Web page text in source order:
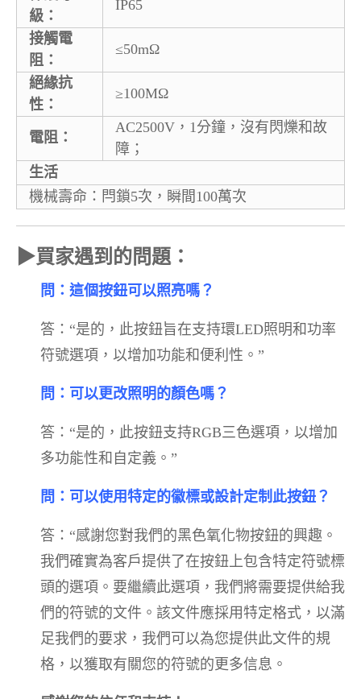
級：
IP65
接觸電
阻：
≤50mΩ
絕緣抗
性：
≥100MΩ
電阻：
AC2500V，1分鐘，沒有閃爍和故
障；
生活
機械壽命：閂鎖5次，瞬間100萬次
▶買家遇到的問題：
問：這個按鈕可以照亮嗎？
答：“是的，此按鈕旨在支持環LED照明和功率
符號選項，以增加功能和便利性。”
問：可以更改照明的顏色嗎？
答：“是的，此按鈕支持RGB三色選項，以增加
多功能性和自定義。”
問：可以使用特定的徽標或設計定制此按鈕？
答：“感謝您對我們的黑色氧化物按鈕的興趣。
我們確實為客戶提供了在按鈕上包含特定符號標
頭的選項。要繼續此選項，我們將需要提供給我
們的符號的文件。該文件應採用特定格式，以滿
足我們的要求，我們可以為您提供此文件的規
格，以獲取有關您的符號的更多信息。